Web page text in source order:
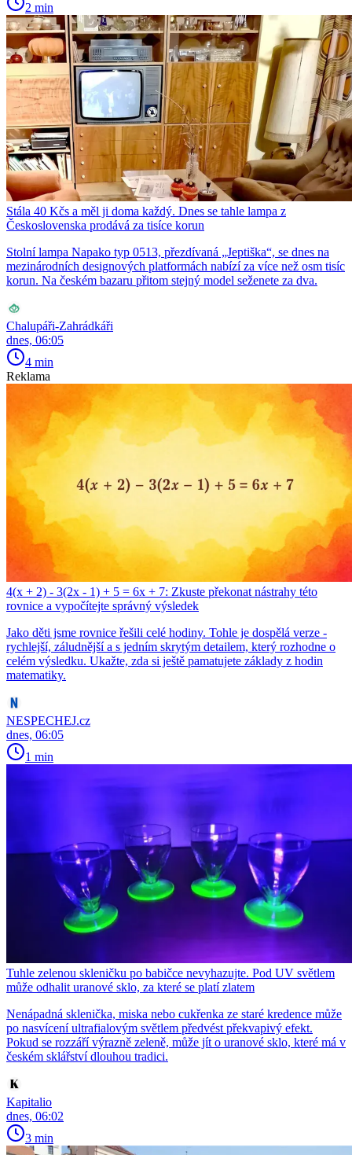
2 min
Stála 40 Kčs a měl ji doma každý. Dnes se tahle lampa z
Československa prodává za tisíce korun
Stolní lampa Napako typ 0513, přezdívaná „Jeptiška“, se dnes na
mezinárodních designových platformách nabízí za více než osm tisíc
korun. Na českém bazaru přitom stejný model seženete za dva.
Chalupáři-Zahrádkáři
dnes, 06:05
4 min
Reklama
4(x + 2) - 3(2x - 1) + 5 = 6x + 7: Zkuste překonat nástrahy této
rovnice a vypočítejte správný výsledek
Jako děti jsme rovnice řešili celé hodiny. Tohle je dospělá verze -
rychlejší, záludnější a s jedním skrytým detailem, který rozhodne o
celém výsledku. Ukažte, zda si ještě pamatujete základy z hodin
matematiky.
NESPECHEJ.cz
dnes, 06:05
1 min
Tuhle zelenou skleničku po babičce nevyhazujte. Pod UV světlem
může odhalit uranové sklo, za které se platí zlatem
Nenápadná sklenička, miska nebo cukřenka ze staré kredence může
po nasvícení ultrafialovým světlem předvést překvapivý efekt.
Pokud se rozzáří výrazně zeleně, může jít o uranové sklo, které má v
českém sklářství dlouhou tradici.
Kapitalio
dnes, 06:02
3 min